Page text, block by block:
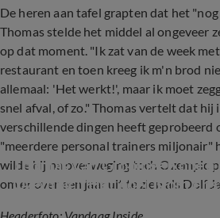
De heren aan tafel grapten dat het
Thomas stelde het middel al ongeveer
op dat moment. "Ik zat van de week
restaurant en toen kreeg ik m'n brod
allemaal: 'Het werkt!', maar ik moet
snel afval, of zo." Thomas vertelt dat hij
verschillende dingen heeft geprobeerd
"meerdere personal trainers miljonair"
wilde hij na overweging toch Ozempic
om er over een jaar uit te zien als Dolf
Thomas van Groningen
Ozempic: 'Het doel is om er